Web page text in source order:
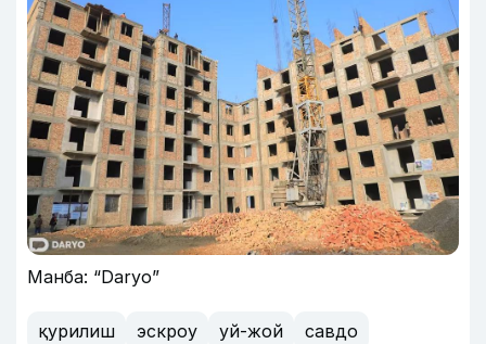
Манба: “Daryo”
қурилиш эскроу уй-жой
савдо